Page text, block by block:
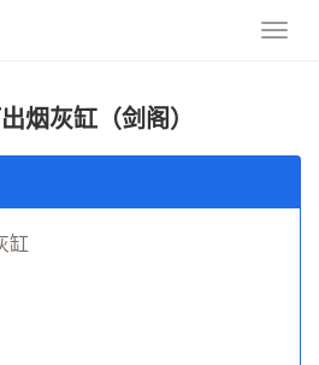
烟灰缸（剑阁）
缸